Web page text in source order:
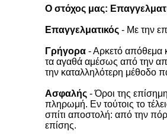
Ο στόχος μας:
Επαγγελματικός - Με την
Γρήγορα - Αρκετό απόθεμα
τα αγαθά αμέσως από την
την καταλληλότερη
Ασφαλής - Όροι της
πληρωμή. Εν τούτοις το
σπίτι αποστολή: από την
επίσης.